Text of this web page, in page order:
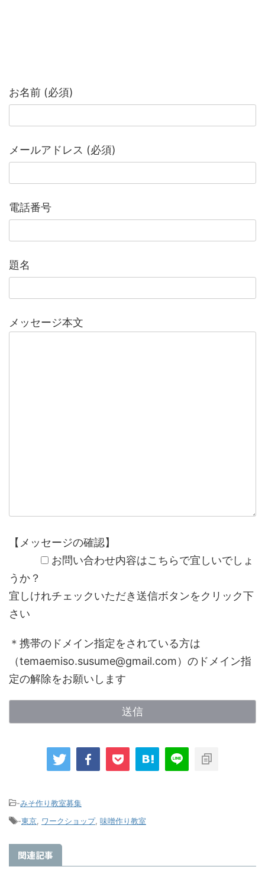
お名前 (必須)
メールアドレス (必須)
電話番号
題名
メッセージ本文
【メッセージの確認】
お問い合わせ内容はこちらで宜しいでしょ
うか？
宜しけれチェックいただき送信ボタンをクリック下
さい
＊携帯のドメイン指定をされている方は
（temaemiso.susume@gmail.com）のドメイン指
定の解除をお願いします
-みそ作り教室募集
-東京, ワークショップ, 味噌作り教室
関連記事